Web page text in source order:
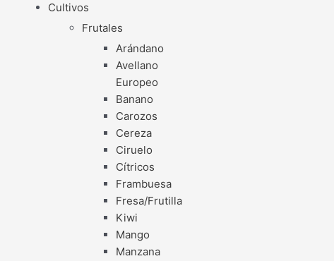
Cultivos
Frutales
Arándano
Avellano
Europeo
Banano
Carozos
Cereza
Ciruelo
Cítricos
Frambuesa
Fresa/Frutilla
Kiwi
Mango
Manzana